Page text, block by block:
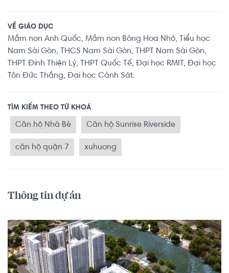
VỀ GIÁO DỤC
Mầm non Anh Quốc, Mầm non Bông Hoa Nhỏ, Tiểu học
Nam Sài Gòn, THCS Nam Sài Gòn, THPT Nam Sài Gòn,
THPT Đinh Thiện Lý, THPT Quốc Tế, Đại học RMIT, Đại học
Tôn Đức Thắng, Đại học Cảnh Sát.
TÌM KIẾM THEO TỪ KHOÁ
Căn hộ Nhà Bè Căn hộ Sunrise Riverside
căn hộ quận 7 xuhuong
Thông tin dự án